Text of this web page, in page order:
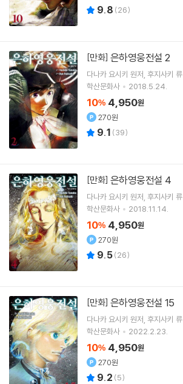
9.8 (26)
[만화] 은하영웅전설 2
다나카 요시키 원저 후지사키 류
학산문화사
2018.5.24.
10% 4,950원
270원
9.1 (39)
[만화] 은하영웅전설 4
다나카 요시키 원저 후지사키 류
학산문화사
2018.11.14.
10% 4,950원
270원
9.5(26)
[만화] 은하영웅전설 15
다나카 요시키 원저 후지사키 류
학산문화사
2022.2.23.
10% 4,950원
270원
9.2 (5)